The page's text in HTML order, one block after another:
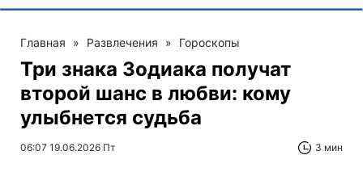
Главная » Развлечения » Гороскопы
Три знака Зодиака получат
второй шанс в любви: кому
улыбнется судьба
06:07 19.06.2026 Пт 3 мин